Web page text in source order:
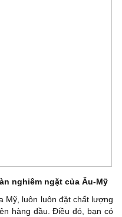
nghiêm ngặt của Âu-Mỹ
Mỹ, luôn luôn đặt chất lượng
hàng đầu. Điều đó, bạn có